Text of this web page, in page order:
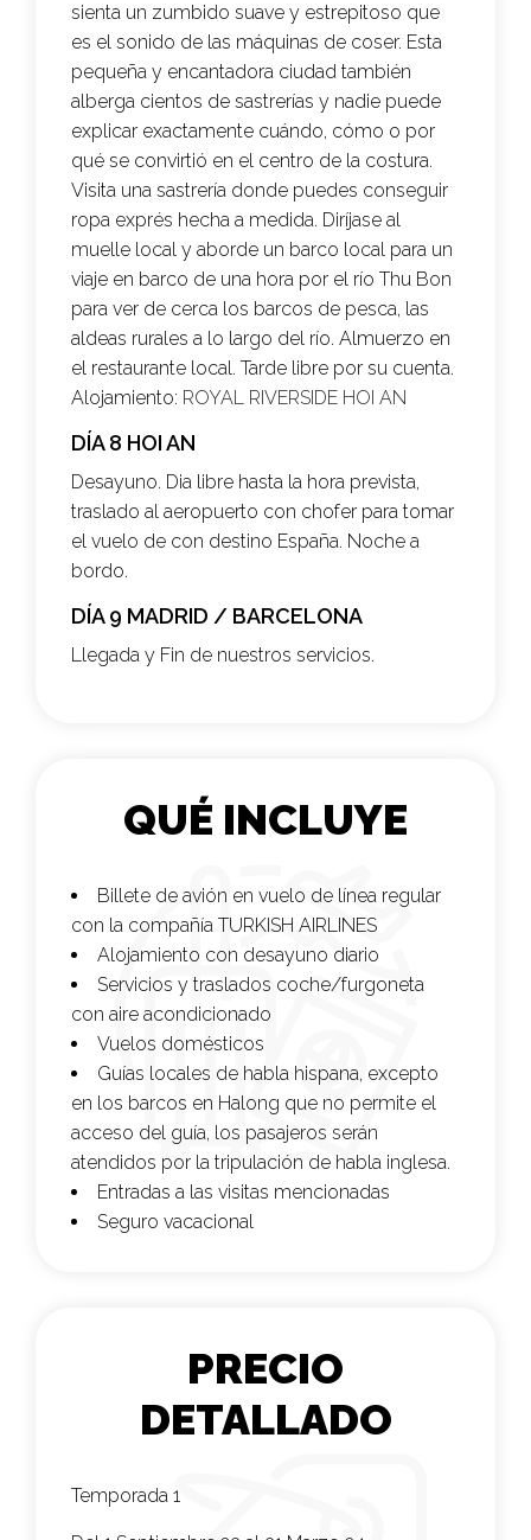
sienta un zumbido suave y estrepitoso que
es el sonido de las máquinas de coser. Esta
pequeña y encantadora ciudad también
alberga cientos de sastrerías y nadie puede
explicar exactamente cuándo, cómo o por
qué se convirtió en el centro de la costura.
Visita una sastrería donde puedes conseguir
ropa exprés hecha a medida. Diríjase al
muelle local y aborde un barco local para un
viaje en barco de una hora por el río Thu Bon
para ver de cerca los barcos de pesca, las
aldeas rurales a lo largo del río. Almuerzo en
el restaurante local. Tarde libre por su cuenta.
Alojamiento: ROYAL RIVERSIDE HOI AN
DÍA 8 HOI AN
Desayuno. Dia libre hasta la hora prevista,
traslado al aeropuerto con chofer para tomar
el vuelo de con destino España. Noche a
bordo.
DÍA 9 MADRID / BARCELONA
Llegada y Fin de nuestros servicios.
QUÉ INCLUYE
Billete de avión en vuelo de línea regular
con la compañía TURKISH AIRLINES
Alojamiento con desayuno diario
Servicios y traslados coche/furgoneta
con aire acondicionado
Vuelos domésticos
Guías locales de habla hispana, excepto
en los barcos en Halong que no permite el
acceso del guía, los pasajeros serán
atendidos por la tripulación de habla inglesa.
Entradas a las visitas mencionadas
Seguro vacacional
PRECIO
DETALLADO
Temporada 1